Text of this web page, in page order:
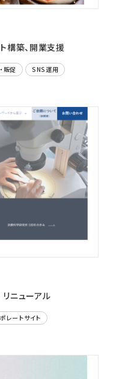
構築、開業支援
販促 SNS運用
リニューアル
レートサイト